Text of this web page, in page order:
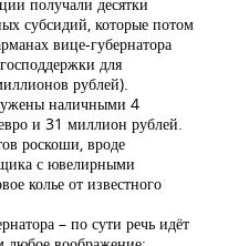
субсидий, которые потом
вице-губернатора
для
рублей).
наличными 4
и 31 миллион рублей.
роскоши, вроде
с ювелирными
колье от известного
– по сути речь идёт